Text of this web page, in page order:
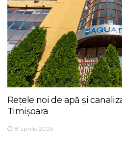
Rețele noi de apă și
Timișoara
8 aprilie 2026